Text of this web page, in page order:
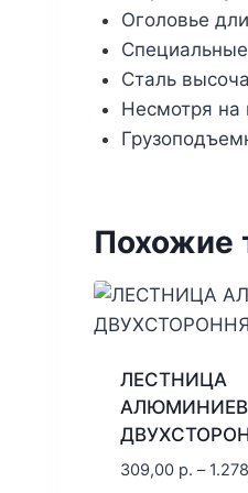
Оголовье
Сталь
Несмотря на
Похожие
ЛЕСТНИЦА
309,00 р. –